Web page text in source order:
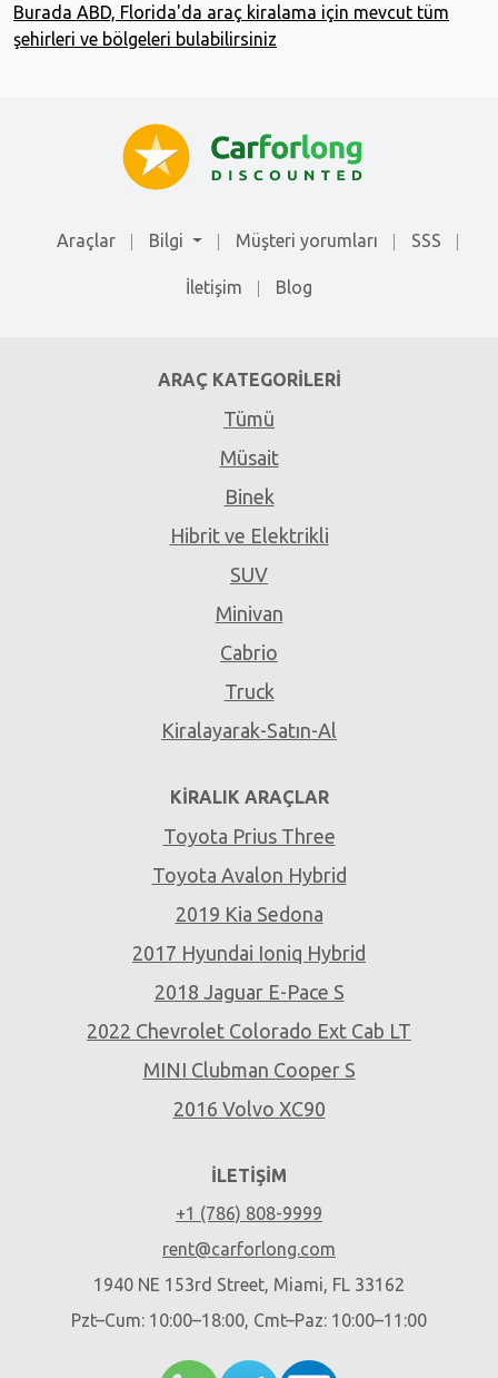
Burada ABD, Florida'da araç kiralama için mevcut tüm
şehirleri ve bölgeleri bulabilirsiniz
Araçlar Bilgi Müşteri yorumları SSS
İletişim Blog
ARAÇ KATEGORILERI
Tümü
Müsait
Binek
Hibrit ve Elektrikli
SUV
Minivan
Cabrio
Truck
Kiralayarak-Satın-Al
KIRALIK ARAÇLAR
Toyota Prius Three
Toyota Avalon Hybrid
2019 Kia Sedona
2017 Hyundai Ioniq Hybrid
2018 Jaguar E-Pace S
2022 Chevrolet Colorado Ext Cab LT
MINI Clubman Cooper S
2016 Volvo XC90
İLETIŞIM
+1 (786) 808-9999
rent@carforlong.com
1940 NE 153rd Street, Miami, FL 33162
Pzt–Cum: 10:00–18:00, Cmt–Paz: 10:00–11:00